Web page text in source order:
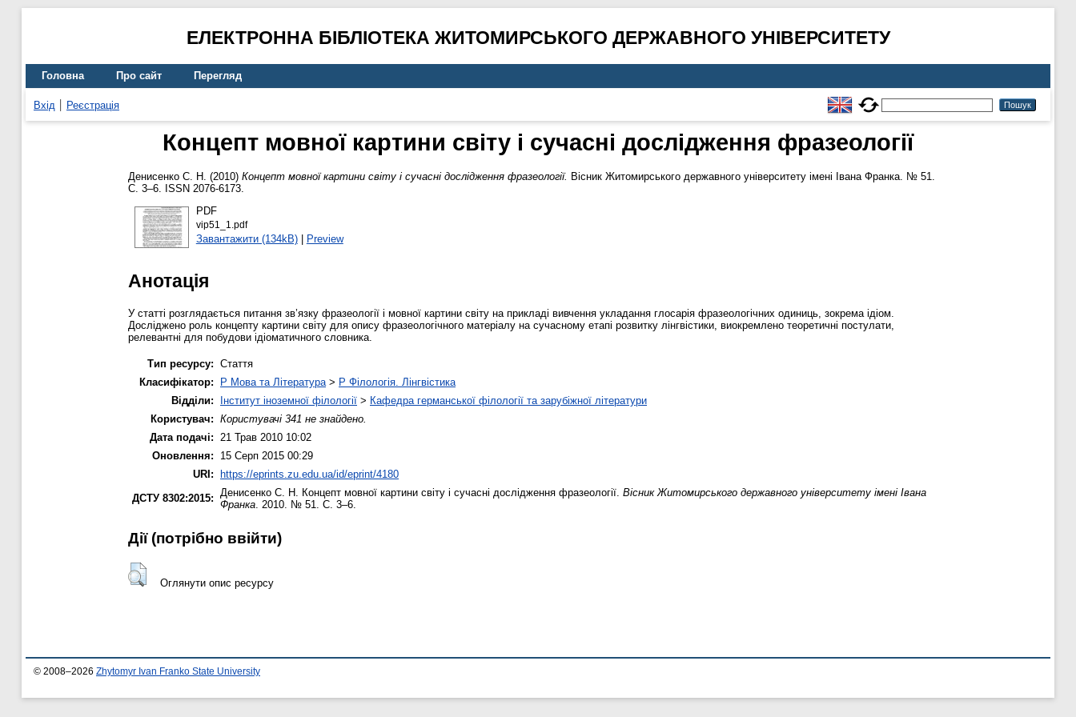
ЕЛЕКТРОННА БІБЛІОТЕКА ЖИТОМИРСЬКОГО ДЕРЖАВНОГО УНІВЕРСИТЕТУ
Головна Про сайт Перегляд
Вхід Реєстрація
Концепт мовної картини світу і сучасні дослідження фразеології
Денисенко С. Н. (2010) Концепт мовної картини світу і сучасні дослідження фразеології. Вісник Житомирського державного університету імені Івана Франка. № 51.
С. 3–6. ISSN 2076-6173.
PDF
vip51_1.pdf
Завантажити (134kB)| Preview
Анотація
У статті розглядається питання зв’язку фразеології і мовної картини світу на прикладі вивчення укладання глосарія фразеологічних одиниць, зокрема ідіом.
Досліджено роль концепту картини світу для опису фразеологічного матеріалу на сучасному етапі розвитку лінгвістики, виокремлено теоретичні постулати,
релевантні для побудови ідіоматичного словника.
Тип ресурсу: Стаття
Класифікатор:
P Мова та Література > P Філологія. Лінгвістика
Відділи:
Інститут іноземної філології > Кафедра германської філології та зарубіжної літератури
Користувач: Користувачі 341 не знайдено.
Дата подачі:
21 Трав 2010 10:02
Оновлення:
15 Серп 2015 00:29
URI: https://eprints.zu.edu.ua/id/eprint/4180
ДСТУ 8302:2015:
Денисенко С. Н. Концепт мовної картини світу і сучасні дослідження фразеології. Вісник Житомирського державного університету імені Івана
Франка . 2010. № 51. С. 3–6.
Дії ​​(потрібно ввійти)
Оглянути опис ресурсу
© 2008–2026 Zhytomyr Ivan Franko State University